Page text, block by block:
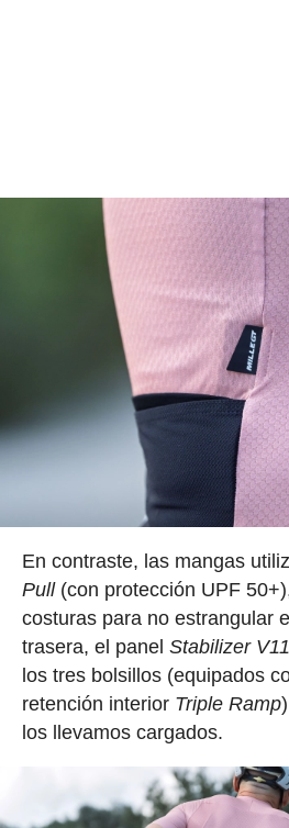
En contraste, las mangas
Pull(con protección UPF
costuras para no estrangular
trasera, el panel Stabilizer V11
los tres bolsillos (equipados
retención interior Triple Ramp
los llevamos cargados.